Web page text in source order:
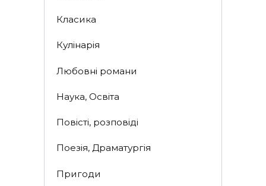
Класика
Кулінарія
Любовні романи
Наука, Освіта
Повісті, розповіді
Поезія, Драматургія
Пригоди